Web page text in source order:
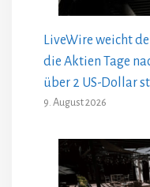
LiveWire weicht
die Aktien Tage
über 2 US-Dollar
9. August 2026